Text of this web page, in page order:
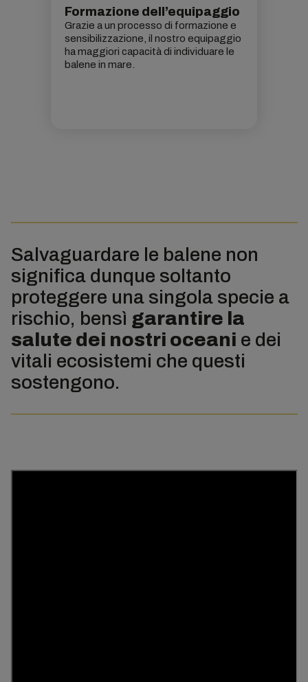
Formazione dell’equipaggio
Grazie a un processo di formazione e
sensibilizzazione, il nostro equipaggio
ha maggiori capacità di individuare le
balene in mare.
Salvaguardare le balene non
significa dunque soltanto
proteggere una singola specie a
rischio, bensì garantire la
salute dei nostri oceani e dei
vitali ecosistemi che questi
sostengono.